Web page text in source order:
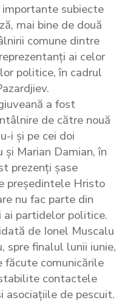
subiecte
mai bine de două
comune dintre
ai celor
politice, în cadrul
a fost
de către nouă
i și pe cei doi
Marian Damian, în
prezenți șase
președintele Hristo
nu fac parte din
partidelor politice.
de Ionel Muscalu
spre finalul lunii iunie,
făcute comunicările
contactele
asociațiile de pescuit.